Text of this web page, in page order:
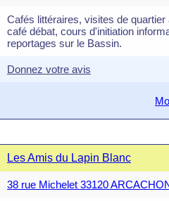
Cafés littéraires, visites de
café débat, cours d'initiation
reportages sur le Bassin.
Donnez votre avis
Les Amis du Lapin Blanc
38 rue Michelet 33120